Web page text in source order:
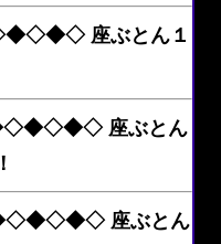
座ぶとん１
座ぶとん
座ぶとん